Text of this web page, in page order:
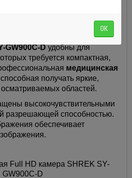
GW900C-Dудобны для
требуется компактная,
медицинская
получать яркие,
областей.
высокочувствительными
разрешающей способностью.
обеспечивает
ОК